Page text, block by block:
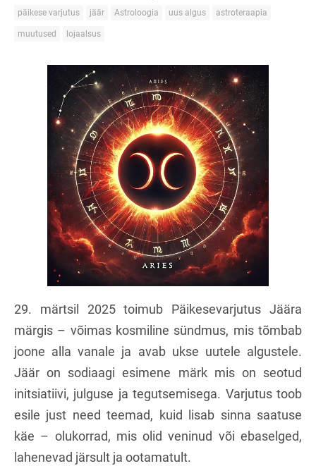
päikese varjutus jäär Astroloogia uus algus astroteraapia
muutused lojaalsus
29. märtsil 2025 toimub Päikesevarjutus Jäära
märgis – võimas kosmiline sündmus, mis tõmbab
joone alla vanale ja avab ukse uutele algustele.
Jäär on sodiaagi esimene märk mis on seotud
initsiatiivi, julguse ja tegutsemisega. Varjutus toob
esile just need teemad, kuid lisab sinna saatuse
käe – olukorrad, mis olid veninud või ebaselged,
lahenevad järsult ja ootamatult.